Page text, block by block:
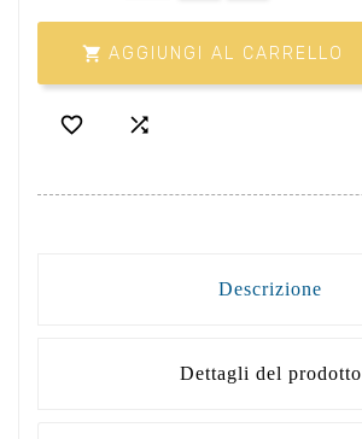
 AGGIUNGI AL CARRELLO
 
Descrizione
Dettagli del prodotto